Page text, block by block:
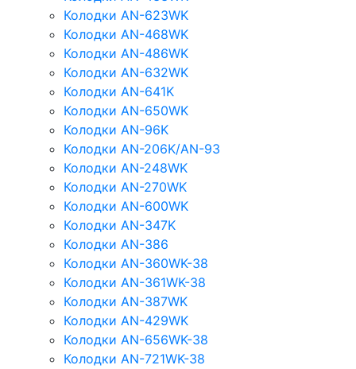
Колодки AN-623WK
Колодки AN-468WK
Колодки AN-486WK
Колодки AN-632WK
Колодки AN-641K
Колодки AN-650WK
Колодки AN-96K
Колодки AN-206K/AN-93
Колодки AN-248WK
Колодки AN-270WK
Колодки AN-600WK
Колодки AN-347K
Колодки AN-386
Колодки AN-360WK-38
Колодки AN-361WK-38
Колодки AN-387WK
Колодки AN-429WK
Колодки AN-656WK-38
Колодки AN-721WK-38